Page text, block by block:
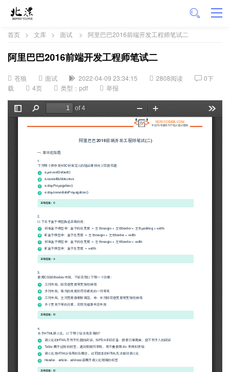
首页 > 文库 > 面试 > 阿里巴巴2016前端开发工程师笔试二
阿里巴巴2016前端开发工程师笔试二
苍狼 面试 2022-04-09 23:34:15 2808阅读
0下
载
4页 类型：pdf 举报